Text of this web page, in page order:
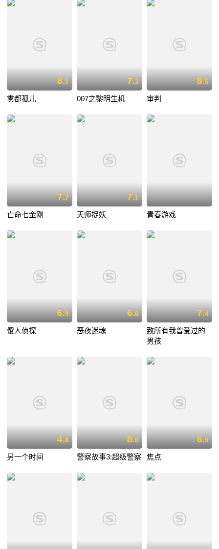
8.1
雾都孤儿
7.3
007之黎明生机
8.5
审判
7.7
亡命七金刚
7.1
天师捉妖 青春游戏
6.9
傻人侦探
6.0
恶夜迷魂
7.4
致所有我曾爱过的
男孩
4.8
另一个时间
8.0
警察故事3:超级警察
6.9
焦点